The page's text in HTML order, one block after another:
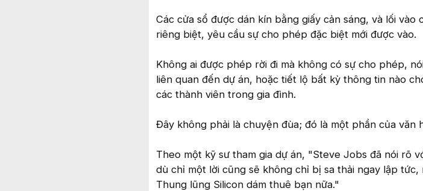
Các cửa sổ được dán kín bằng giấy cản sáng, và lối vào
riêng biệt, yêu cầu sự cho phép đặc biệt mới được vào.
Không ai được phép rời đi mà không có sự cho phép,
liên quan đến dự án, hoặc tiết lộ bất kỳ thông tin nào
các thành viên trong gia đình.
Đây không phải là chuyện đùa; đó là một phần của văn
Theo một kỹ sư tham gia dự án, "Steve Jobs đã nói rõ
dù chỉ một lời cũng sẽ không chỉ bị sa thải ngay lập
Thung lũng Silicon dám thuê bạn nữa."